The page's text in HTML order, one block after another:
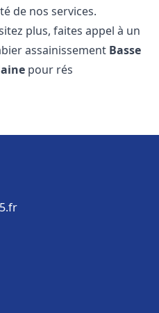
de nos services.
plus, faites appel à un
assainissement Basse
pour rés